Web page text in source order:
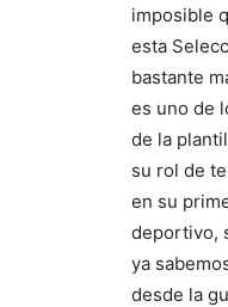
imposible
esta
bastante
es uno de
de la
su rol de
en su
deportivo,
ya
desde la